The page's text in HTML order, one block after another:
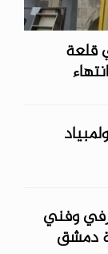
قلعة
وفني
دمشق